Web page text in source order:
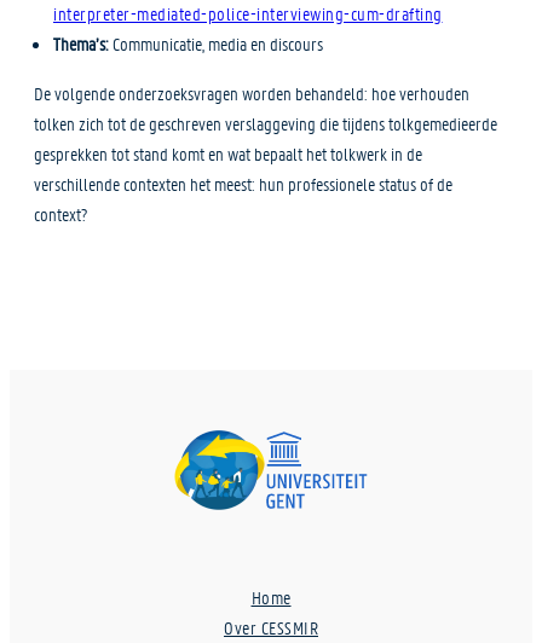
interpreter-mediated-police-interviewing-cum-drafting
Thema’s:Communicatie, media en discours
De volgende onderzoeksvragen worden behandeld: hoe verhouden
tolken zich tot de geschreven verslaggeving die tijdens tolkgemedieerde
gesprekken tot stand komt en wat bepaalt het tolkwerk in de
verschillende contexten het meest: hun professionele status of de
context?
Home
Over CESSMIR